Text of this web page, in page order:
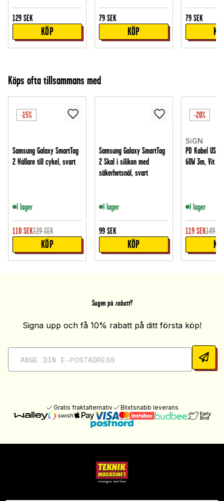
129 SEK
KÖP
79 SEK
KÖP
79 SEK
Köps ofta tillsammans med
-15%
Samsung Galaxy SmartTag
2 Hållare till cykel, svart
I lager
110 SEK129 SEK
KÖP
Samsung Galaxy SmartTag
2 Skal i silikon med
säkerhetsnål, svart
I lager
99 SEK
KÖP
-20%
SiGN
PD Kabel
60W 3m, Vit
I lager
119 SEK149
Sugen på rabatt?
Signa upp och få 10% rabatt på ditt första köp!
Gratis fraktalternativ Blixtsnabb leverans